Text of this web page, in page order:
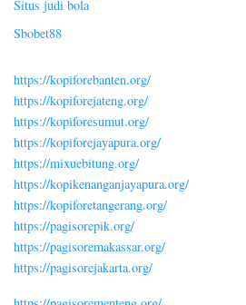
Situs judi bola
Sbobet88
https://kopiforebanten.org/
https://kopiforejateng.org/
https://kopiforesumut.org/
https://kopiforejayapura.org/
https://mixuebitung.org/
https://kopikenanganjayapura.org/
https://kopiforetangerang.org/
https://pagisorepik.org/
https://pagisoremakassar.org/
https://pagisorejakarta.org/